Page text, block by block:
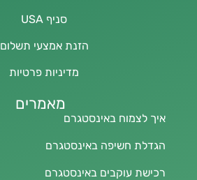
סניף USA
הזנת אמצעי תשלום
מדיניות פרטיות
מאמרים
איך לצמוח באינסטגרם
הגדלת חשיפה באינסטגרם
רכישת עוקבים באינסטגרם